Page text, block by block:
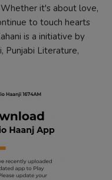
it's about love,
to touch hearts
is a initiative by
Punjabi Literature,